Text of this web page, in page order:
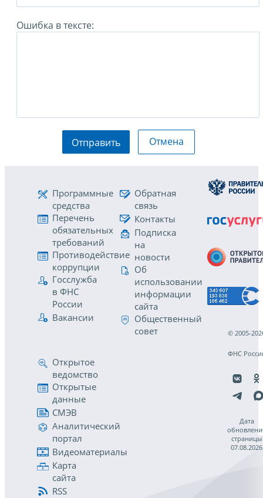
Ошибка в тексте:
Отправить Отмена
Программные
средства
Перечень
обязательных
требований
Противодействие
коррупции
Госслужба
в ФНС
России
Вакансии
Обратная
связь
Контакты
Подписка
на
новости
Об
использовании
информации
сайта
Общественный
совет
Открытое
ведомство
Открытые
данные
СМЭВ
Аналитический
портал
Видеоматериалы
Карта
сайта
RSS
© 2005-
ФНС
Дата
страницы
07.08.2026